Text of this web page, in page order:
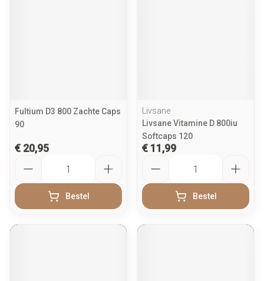
Fultium D3 800 Zachte Caps
90
€ 20,95
Bestel
Livsane
Livsane Vitamine D 800iu
Softcaps 120
€ 11,99
Bestel